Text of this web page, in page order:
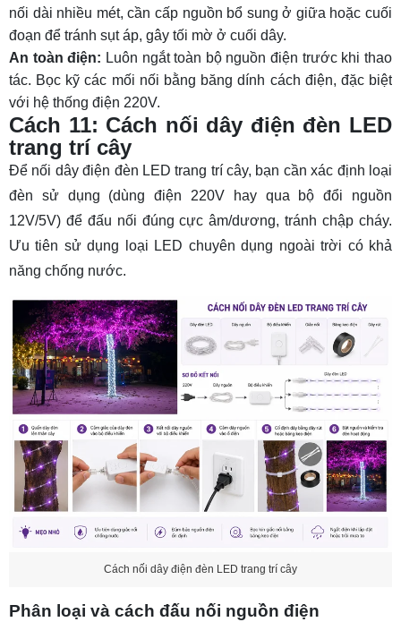
nối dài nhiều mét, cần cấp nguồn bổ sung ở giữa hoặc cuối
đoạn để tránh sụt áp, gây tối mờ ở cuối dây.
An toàn điện: Luôn ngắt toàn bộ nguồn điện trước khi thao
tác. Bọc kỹ các mối nối bằng băng dính cách điện, đặc biệt
với hệ thống điện 220V.
Cách 11: Cách nối dây điện đèn LED
trang trí cây
Để nối dây điện đèn LED trang trí cây, bạn cần xác định loại
đèn sử dụng (dùng điện 220V hay qua bộ đổi nguồn
12V/5V) để đấu nối đúng cực âm/dương, tránh chập cháy.
Ưu tiên sử dụng loại LED chuyên dụng ngoài trời có khả
năng chống nước.
Cách nối dây điện đèn LED trang trí cây
Phân loại và cách đấu nối nguồn điện